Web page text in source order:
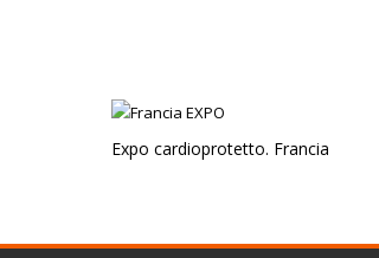
Expo cardioprotetto. Francia